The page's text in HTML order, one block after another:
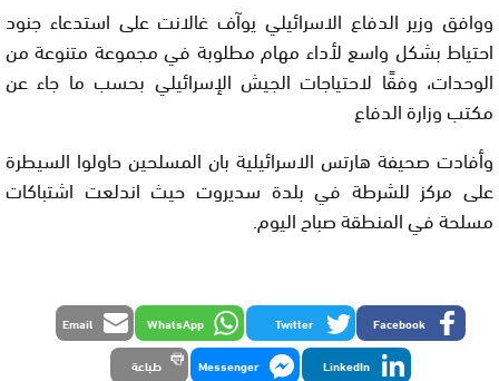
ووافق وزير الدفاع الاسرائيلي يوآف غالانت على استدعاء جنود
احتياط بشكل واسع لأداء مهام مطلوبة في مجموعة متنوعة من
الوحدات، وفقًا لاحتياجات الجيش الإسرائيلي بحسب ما جاء عن
مكتب وزارة الدفاع
وأفادت صحيفة هارتس الاسرائيلية بان المسلحين حاولوا السيطرة
على مركز للشرطة في بلدة سديروت حيث اندلعت اشتباكات
مسلحة في المنطقة صباح اليوم.
Facebook
Twitter
WhatsApp
Email
LinkedIn
Messenger طباعة